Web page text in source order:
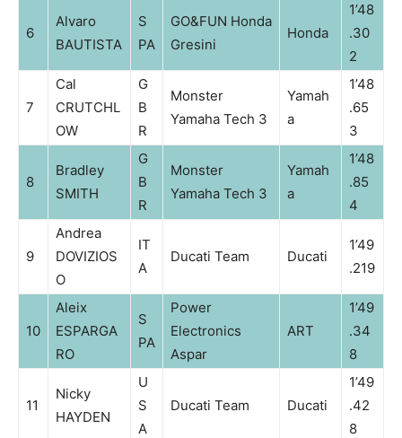
6
Alvaro
BAUTISTA
S
PA
GO&FUN Honda
Gresini
Honda
1’48
.30
2
7
Cal
CRUTCHL
OW
G
B
R
Monster
Yamaha Tech 3
Yamah
a
1’48
.65
3
8
Bradley
SMITH
G
B
R
Monster
Yamaha Tech 3
Yamah
a
1’48
.85
4
9
Andrea
DOVIZIOS
O
IT
A
Ducati Team Ducati
1’49
.219
10
Aleix
ESPARGA
RO
S
PA
Power
Electronics
Aspar
ART
1’49
.34
8
11
Nicky
HAYDEN
U
S
A
Ducati Team Ducati
1’49
.42
8